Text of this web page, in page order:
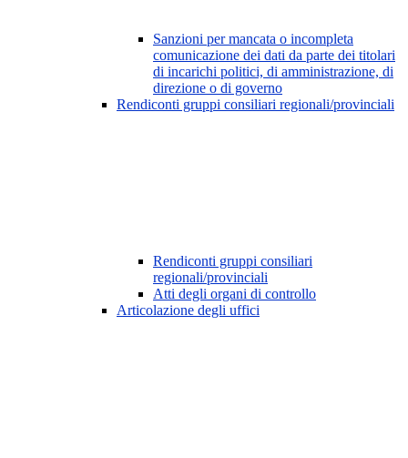
Sanzioni per mancata o incompleta
comunicazione dei dati da parte dei titolari
di incarichi politici, di amministrazione, di
direzione o di governo
Rendiconti gruppi consiliari regionali/provinciali
Rendiconti gruppi consiliari
regionali/provinciali
Atti degli organi di controllo
Articolazione degli uffici